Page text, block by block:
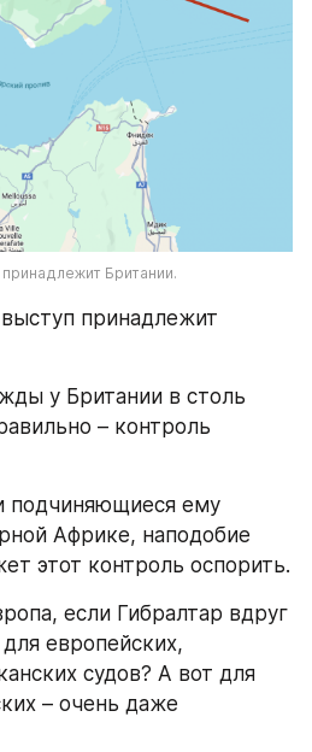
Британии.
принадлежит
у Британии в столь
– контроль
подчиняющиеся ему
Африке, наподобие
этот контроль оспорить.
если Гибралтар вдруг
европейских,
судов? А вот для
– очень даже